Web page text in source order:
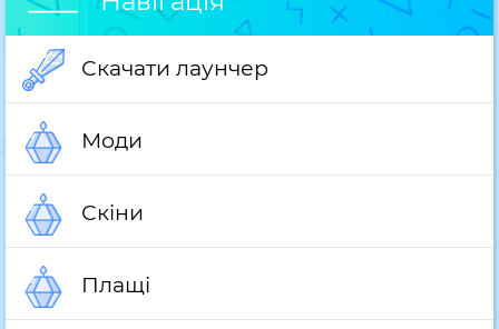
Скачати лаунчер
Моди
Скіни
Плащі